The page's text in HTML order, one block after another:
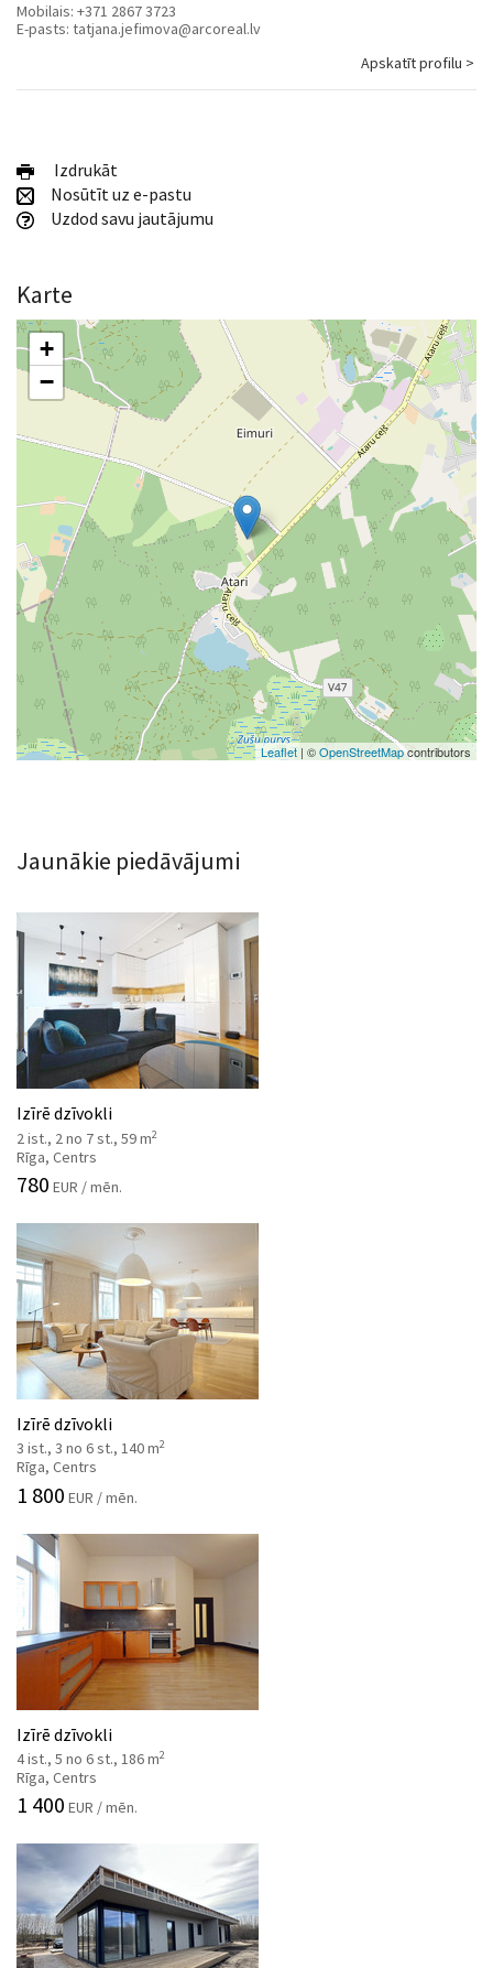
Mobilais: +371 2867 3723
E-pasts: tatjana.jefimova@arcoreal.lv
Apskatīt profilu >
Izdrukāt
Nosūtīt uz e-pastu
Uzdod savu jautājumu
Karte
+
−
Leaflet| ©OpenStreetMapcontributors
Jaunākie piedāvājumi
Izīrē dzīvokli
2 ist., 2 no 7 st., 59 m2
Rīga, Centrs
780 EUR / mēn.
Izīrē dzīvokli
3 ist., 3 no 6 st., 140 m2
Rīga, Centrs
1 800 EUR / mēn.
Izīrē dzīvokli
4 ist., 5 no 6 st., 186 m2
Rīga, Centrs
1 400 EUR / mēn.